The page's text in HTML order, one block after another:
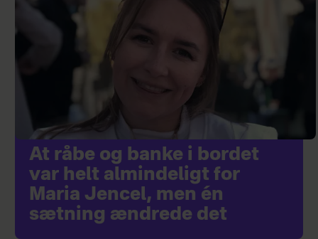
At råbe og banke i bordet
var helt almindeligt for
Maria Jencel, men én
sætning ændrede det